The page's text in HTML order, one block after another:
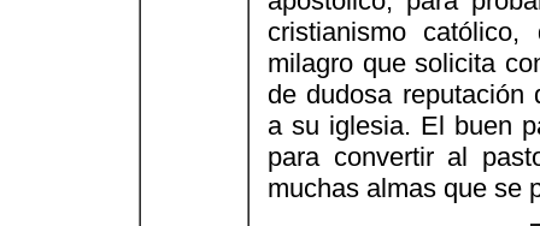
cristianismo
milagro que solicita
de dudosa reputación
a su iglesia. El buen
para convertir al
muchas almas que se